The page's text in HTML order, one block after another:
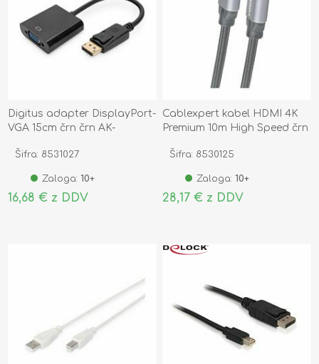
Digitus adapter DisplayPort-
VGA 15cm črn črn AK-
Šifra: 8531027
Zaloga: 10+
16,68 € z DDV
Cablexpert kabel HDMI 4K
Premium 10m High Speed črn
Šifra: 8530125
Zaloga: 10+
28,17 € z DDV